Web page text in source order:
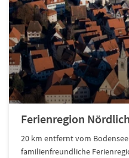
Ferienregion
20 km entfernt vom
familienfreundliche